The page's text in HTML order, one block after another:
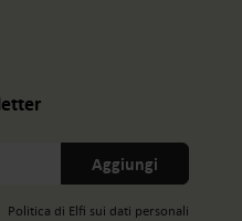
indirizzo
Aggiungi
Politica di Elfi sui dati personali